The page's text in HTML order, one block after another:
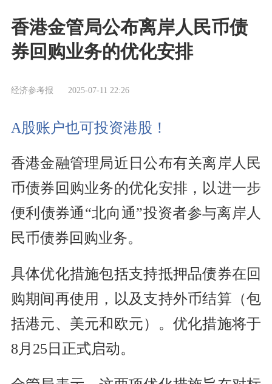
香港金管局公布离岸人民币债
券回购业务的优化安排
经济参考报 2025-07-11 22:26
A股账户也可投资港股！
香港金融管理局近日公布有关离岸人民
币债券回购业务的优化安排，以进一步
便利债券通“北向通”投资者参与离岸人
民币债券回购业务。
具体优化措施包括支持抵押品债券在回
购期间再使用，以及支持外币结算（包
括港元、美元和欧元）。优化措施将于
8月25日正式启动。